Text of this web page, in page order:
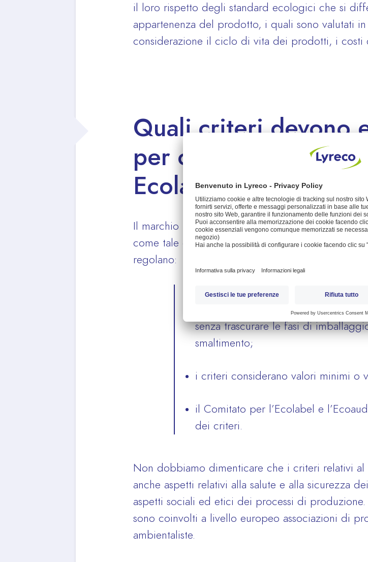
il loro rispetto degli standard ecologici che si
appartenenza del prodotto, i quali sono valutati in
considerazione il ciclo di vita dei prodotti, i costi
Quali criteri devono
per ottenere la
Ecolabel?
Il marchio Ecolabel UE è un marchio volontario
come tale deve rispettare i criteri della norma
regolano:
segue criteri definiti su base
prodotti che va dall’estrazione
senza trascurare le fasi di
smaltimento;
i criteri considerano valori minimi o
il Comitato per l’Ecolabel e
dei criteri.
Non dobbiamo dimenticare che i criteri relativi al
anche aspetti relativi alla salute e alla sicurezza
aspetti sociali ed etici dei processi di
sono coinvolti a livello europeo associazioni di
ambientaliste.